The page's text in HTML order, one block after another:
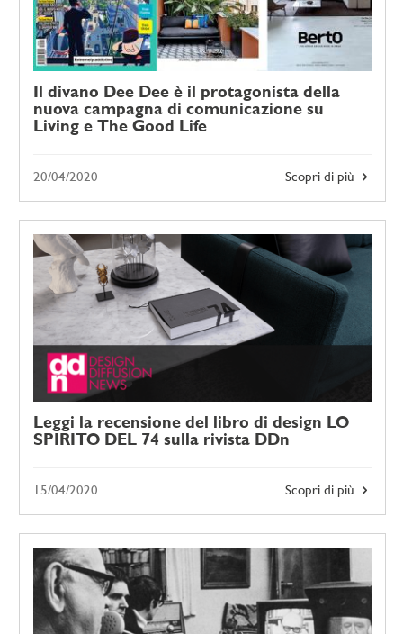
Il divano Dee Dee è il protagonista della
nuova campagna di comunicazione su
Living e The Good Life
Scopri di più
20/04/2020
Leggi la recensione del libro di design LO
SPIRITO DEL 74 sulla rivista DDn
Scopri di più
15/04/2020